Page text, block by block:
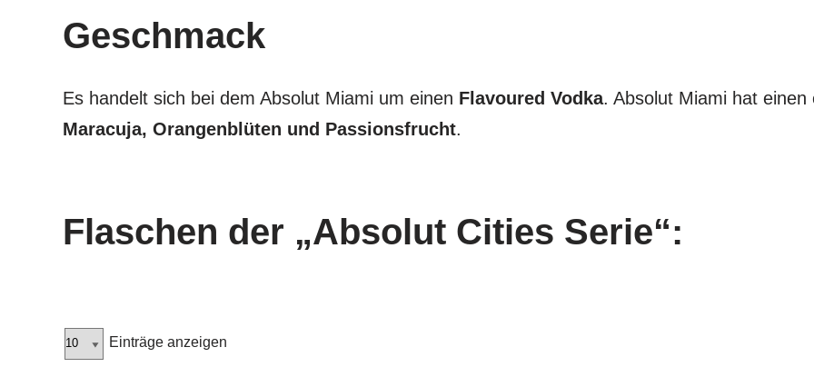
Geschmack
Es handelt sich bei dem Absolut Miami um einen Flavoured Vodka. Absolut Miami hat
Maracuja, Orangenblüten und Passionsfrucht.
Flaschen der „Absolut Cities Serie“:
Einträge anzeigen